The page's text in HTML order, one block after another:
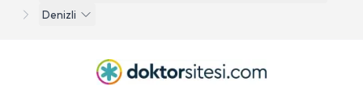
Denizli